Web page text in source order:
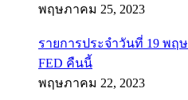
พฤษภาคม 25, 2023
รายการประจำวันที่ 19 พฤ
FED คืนนี้
พฤษภาคม 22, 2023